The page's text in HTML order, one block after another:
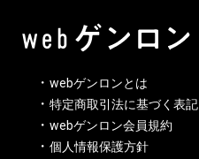
webゲンロンとは
特定商取引法に基づく表記
webゲンロン会員規約
個人情報保護方針